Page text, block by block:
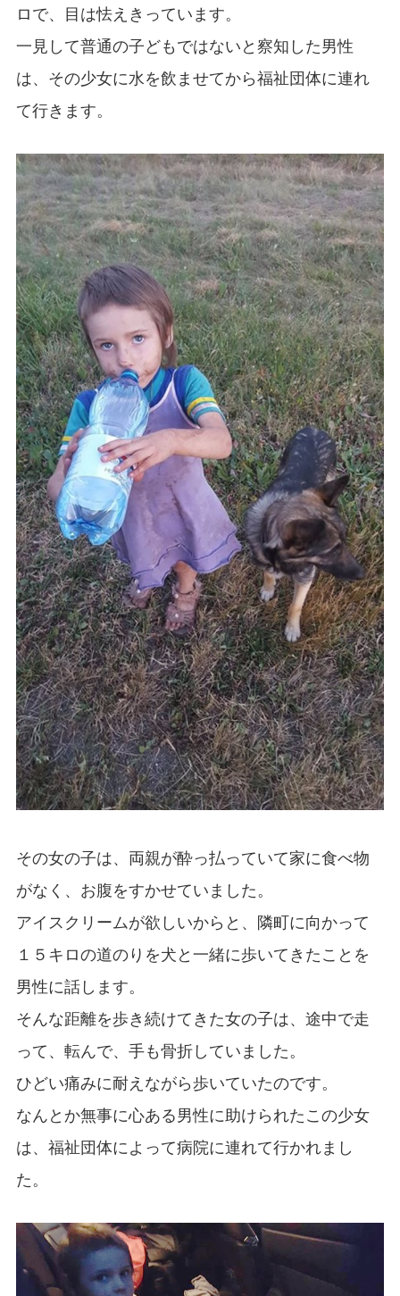
ロで、目は怯えきっています。
一見して普通の子どもではないと察知した男性
は、その少女に水を飲ませてから福祉団体に連れ
て行きます。
その女の子は、両親が酔っ払っていて家に食べ物
がなく、お腹をすかせていました。
アイスクリームが欲しいからと、隣町に向かって
１５キロの道のりを犬と一緒に歩いてきたことを
男性に話します。
そんな距離を歩き続けてきた女の子は、途中で走
って、転んで、手も骨折していました。
ひどい痛みに耐えながら歩いていたのです。
なんとか無事に心ある男性に助けられたこの少女
は、福祉団体によって病院に連れて行かれまし
た。